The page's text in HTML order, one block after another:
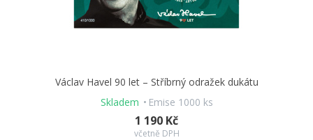
Václav Havel 90 let – Stříbrný odražek dukátu
Skladem
Emise 1000 ks
1 190 Kč
včetně DPH